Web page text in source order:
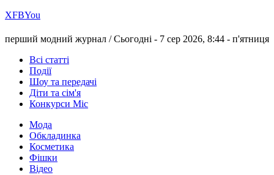
ХFBYou
перший модний журнал /Сьогодні - 7 сер 2026, 8:44 - п'ятниця
Всі статті
Події
Шоу та передачі
Діти та сім'я
Конкурси Міс
Мода
Обкладинка
Косметика
Фішки
Відео